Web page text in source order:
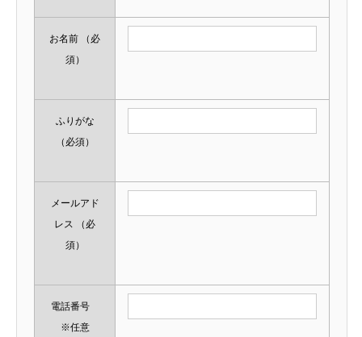
お名前
（必
須）
ふりがな
（必須）
メールアド
レス
（必
須）
電話番号
※任意